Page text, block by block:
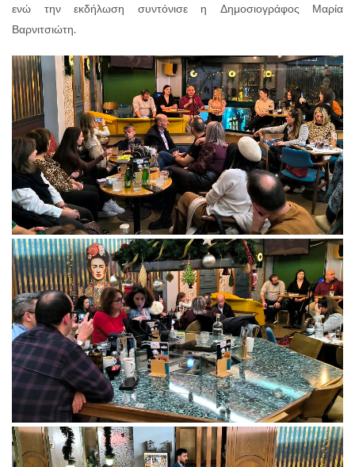
ενώ την εκδήλωση συντόνισε η Δημοσιογράφος Μαρία
Βαρνιτσιώτη.